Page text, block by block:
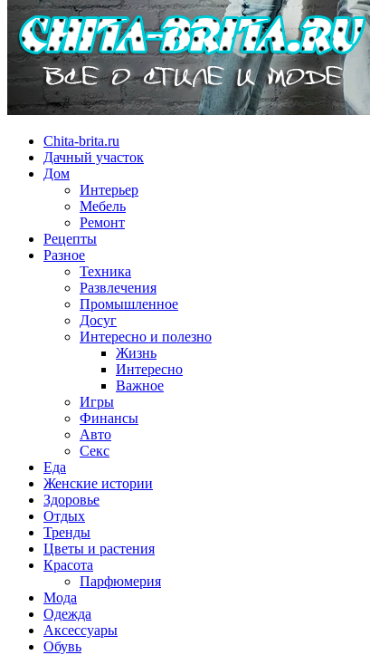
Chita-brita.ru
Дачный участок
Дом
Интерьер
Мебель
Ремонт
Рецепты
Разное
Техника
Развлечения
Промышленное
Досуг
Интересно и полезно
Жизнь
Интересно
Важное
Игры
Финансы
Авто
Секс
Еда
Женские истории
Здоровье
Отдых
Тренды
Цветы и растения
Красота
Парфюмерия
Мода
Одежда
Аксессуары
Обувь